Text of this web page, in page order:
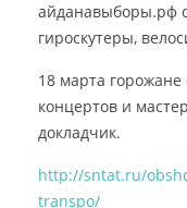
айданавыборы.рф
гироскутеры,
18 марта
концертов и
докладчик.
http://sntat.ru/
transpo/